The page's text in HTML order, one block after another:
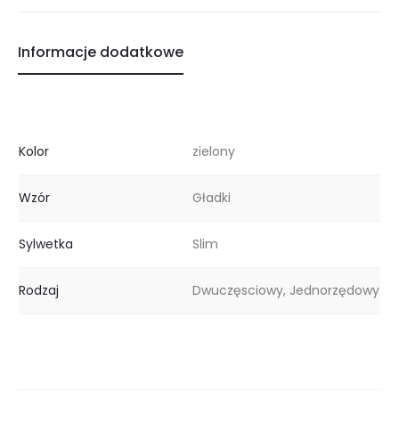
Informacje dodatkowe
Kolor zielony
Wzór Gładki
Sylwetka Slim
Rodzaj Dwuczęsciowy, Jednorzędowy